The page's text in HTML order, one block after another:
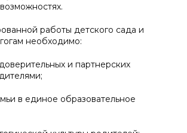
работы детского сада и
необходимо:
и партнерских
в единое образовательное